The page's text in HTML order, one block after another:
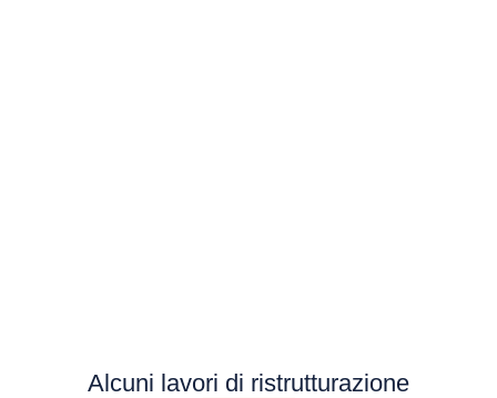
Alcuni lavori di ristrutturazione